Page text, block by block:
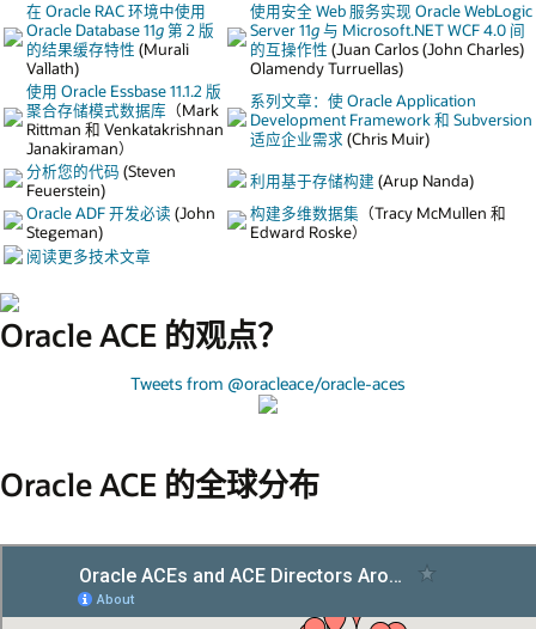
在 Oracle RAC 环境中使用
Oracle Database 11g第 2 版
的结果缓存特性 (Murali
Vallath)
使用安全 Web 服务实现 Oracle WebLogic
Server 11g与 Microsoft.NET WCF 4.0 间
的互操作性 (Juan Carlos (John Charles)
Olamendy Turruellas)
使用 Oracle Essbase 11.1.2 版
聚合存储模式数据库 （Mark
Rittman 和 Venkatakrishnan
Janakiraman）
系列文章：使 Oracle Application
Development Framework 和 Subversion
适应企业需求 (Chris Muir)
分析您的代码 (Steven
Feuerstein)
利用基于存储构建 (Arup Nanda)
Oracle ADF 开发必读 (John
Stegeman)
构建多维数据集 （Tracy McMullen 和
Edward Roske）
阅读更多技术文章
Oracle ACE 的观点？
Tweets from @oracleace/oracle-aces
Oracle ACE 的全球分布